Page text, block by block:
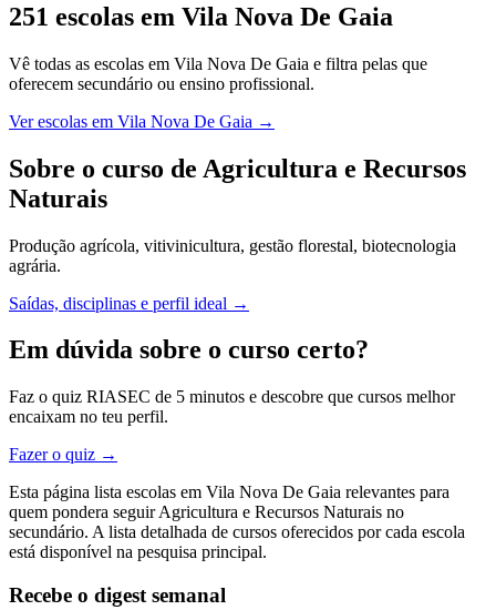
251 escolas em Vila Nova De Gaia
Vê todas as escolas em Vila Nova De Gaia e filtra pelas que
oferecem secundário ou ensino profissional.
Ver escolas em Vila Nova De Gaia →
Sobre o curso de Agricultura e Recursos
Naturais
Produção agrícola, vitivinicultura, gestão florestal, biotecnologia
agrária.
Saídas, disciplinas e perfil ideal →
Em dúvida sobre o curso certo?
Faz o quiz RIASEC de 5 minutos e descobre que cursos melhor
encaixam no teu perfil.
Fazer o quiz →
Esta página lista escolas em Vila Nova De Gaia relevantes para
quem pondera seguir Agricultura e Recursos Naturais no
secundário. A lista detalhada de cursos oferecidos por cada escola
está disponível na pesquisa principal.
Recebe o digest semanal